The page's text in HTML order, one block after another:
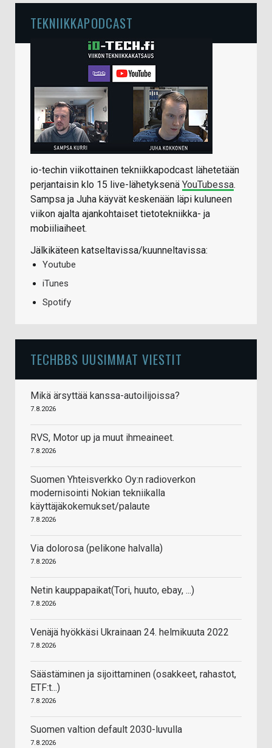
TEKNIIKKAPODCAST
io-techin viikottainen tekniikkapodcast lähetetään
perjantaisin klo 15 live-lähetyksenä YouTubessa.
Sampsa ja Juha käyvät keskenään läpi kuluneen
viikon ajalta ajankohtaiset tietotekniikka- ja
mobiiliaiheet.
Jälkikäteen katseltavissa/kuunneltavissa:
Youtube
iTunes
Spotify
TECHBBS UUSIMMAT VIESTIT
Mikä ärsyttää kanssa-autoilijoissa?
7.8.2026
RVS, Motor up ja muut ihmeaineet.
7.8.2026
Suomen Yhteisverkko Oy:n radioverkon
modernisointi Nokian tekniikalla
käyttäjäkokemukset/palaute
7.8.2026
Via dolorosa (pelikone halvalla)
7.8.2026
Netin kauppapaikat(Tori, huuto, ebay, ...)
7.8.2026
Venäjä hyökkäsi Ukrainaan 24. helmikuuta 2022
7.8.2026
Säästäminen ja sijoittaminen (osakkeet, rahastot,
ETF:t...)
7.8.2026
Suomen valtion default 2030-luvulla
7.8.2026